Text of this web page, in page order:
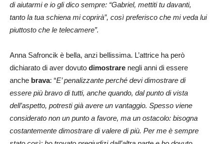
di aiutarmi e io gli dico sempre: “Gabriel, mettiti tu davanti,
tanto la tua schiena mi coprirà”, così preferisco che mi veda lui
piuttosto che le telecamere”.
Anna Safroncik è bella, anzi bellissima. L’attrice ha però
dichiarato di aver dovuto dimostrare negli anni di essere
anche brava: “E’ penalizzante perché devi dimostrare di
essere più bravo di tutti, anche quando, dal punto di vista
dell’aspetto, potresti già avere un vantaggio. Spesso viene
considerato non un punto a favore, ma un ostacolo: bisogna
costantemente dimostrare di valere di più. Per me è sempre